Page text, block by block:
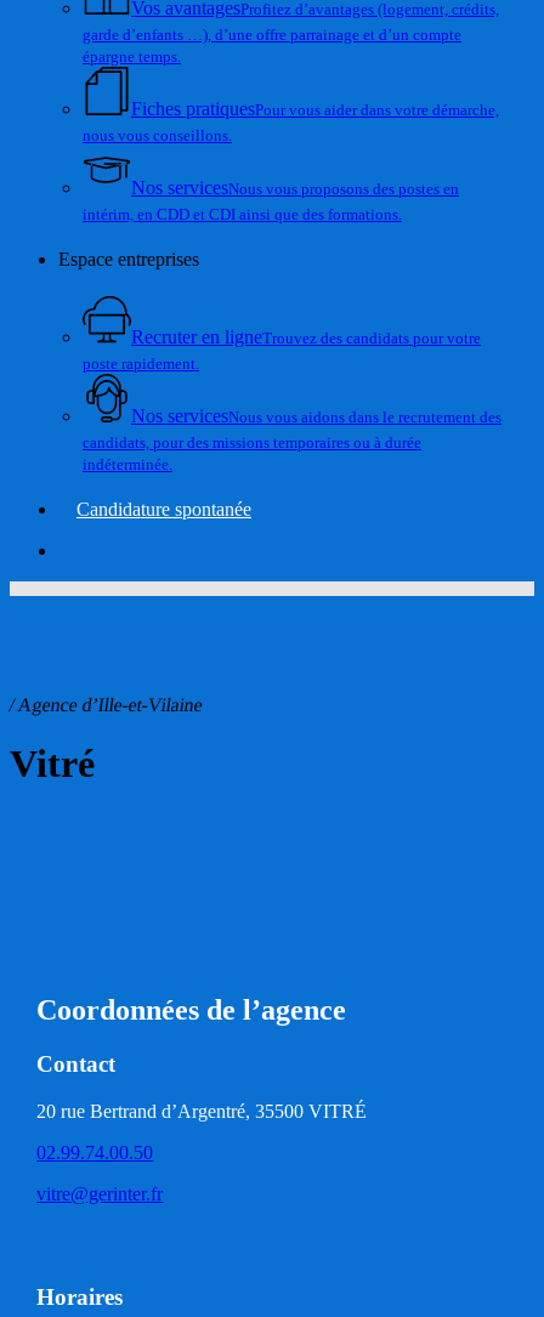
Vos avantagesProfitez d’avantages (logement, crédits,
garde d’enfants …), d’une offre parrainage et d’un compte
épargne temps.
Fiches pratiquesPour vous aider dans votre démarche,
nous vous conseillons.
Nos servicesNous vous proposons des postes en
intérim, en CDD et CDI ainsi que des formations.
Espace entreprises
Recruter en ligneTrouvez des candidats pour votre
poste rapidement.
Nos servicesNous vous aidons dans le recrutement des
candidats, pour des missions temporaires ou à durée
indéterminée.
Candidature spontanée
/ Agence d’Ille-et-Vilaine
Vitré
Coordonnées de l’agence
Contact
20 rue Bertrand d’Argentré, 35500 VITRÉ
02.99.74.00.50
vitre@gerinter.fr
Horaires